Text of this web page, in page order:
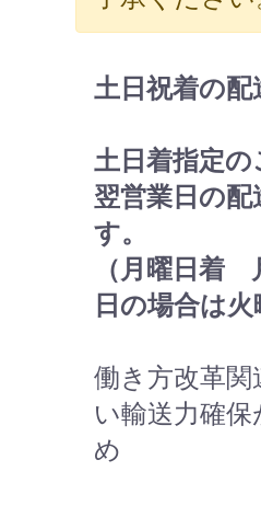
土日祝着の
土日着指定の
翌営業日の
す。
（月曜日着
日の場合は火
働き方改革
い輸送力確
め